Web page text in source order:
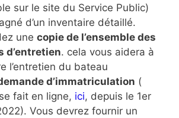
sur le site du Service Public)
d’un inventaire détaillé.
une copie de l’ensemble des
d’entretien. cela vous aidera à
l’entretien du bateau
d’immatriculation (
fait en ligne, ici, depuis le 1er
Vous devrez fournir un